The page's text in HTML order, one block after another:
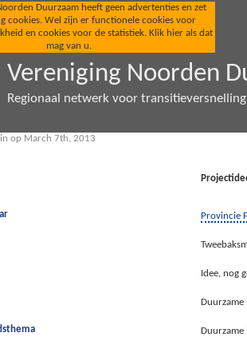
Duurzaam heeft geen advertenties en zet
cookies. Wel zijn er functionele cookies voor
en cookies voor de statistiek. Klik hier als dat
mag van u.
Vereniging Noorden
Regionaal netwerk voor
op March 7th, 2013
Provincie
Idee, nog
Duurzame
Duurzame